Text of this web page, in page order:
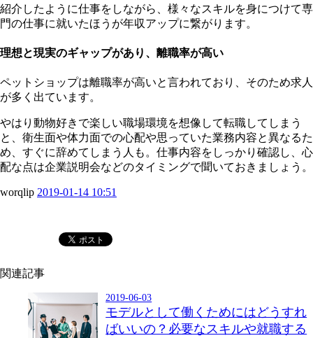
紹介したように仕事をしながら、様々なスキルを身につけて専
門の仕事に就いたほうが年収アップに繋がります。
理想と現実のギャップがあり、離職率が高い
ペットショップは離職率が高いと言われており、そのため求人
が多く出ています。
やはり動物好きで楽しい職場環境を想像して転職してしまう
と、衛生面や体力面での心配や思っていた業務内容と異なるた
め、すぐに辞めてしまう人も。仕事内容をしっかり確認し、心
配な点は企業説明会などのタイミングで聞いておきましょう。
worqlip 2019-01-14 10:51
関連記事
2019-06-03
モデルとして働くためにはどうすれ
ばいいの？必要なスキルや就職する